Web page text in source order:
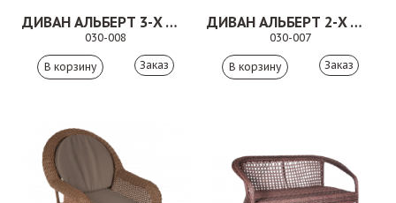
ДИВАН АЛЬБЕРТ 3-Х МЕСТНЫЙ КОРИЧНЕВЫЙ
030-008
Заказ
ДИВАН АЛЬБЕРТ 2-Х МЕСТНЫЙ КОРИЧНЕВЫЙ
030-007
Заказ